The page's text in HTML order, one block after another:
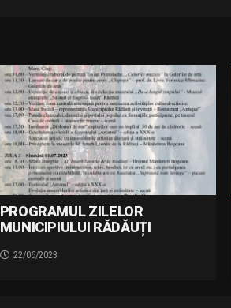
PROGRAMUL ZILELOR
MUNICIPIULUI RĂDĂUȚI
22/06/2023